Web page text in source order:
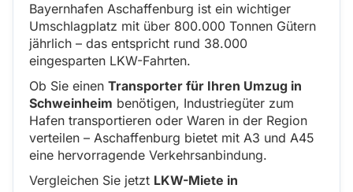
Bayernhafen Aschaffenburg ist ein wichtiger
Umschlagplatz mit über 800.000 Tonnen Gütern
jährlich – das entspricht rund 38.000
eingesparten LKW-Fahrten.
Ob Sie einen Transporter für Ihren Umzug in
Schweinheim benötigen, Industriegüter zum
Hafen transportieren oder Waren in der Region
verteilen – Aschaffenburg bietet mit A3 und A45
eine hervorragende Verkehrsanbindung.
Vergleichen Sie jetzt LKW-Miete in